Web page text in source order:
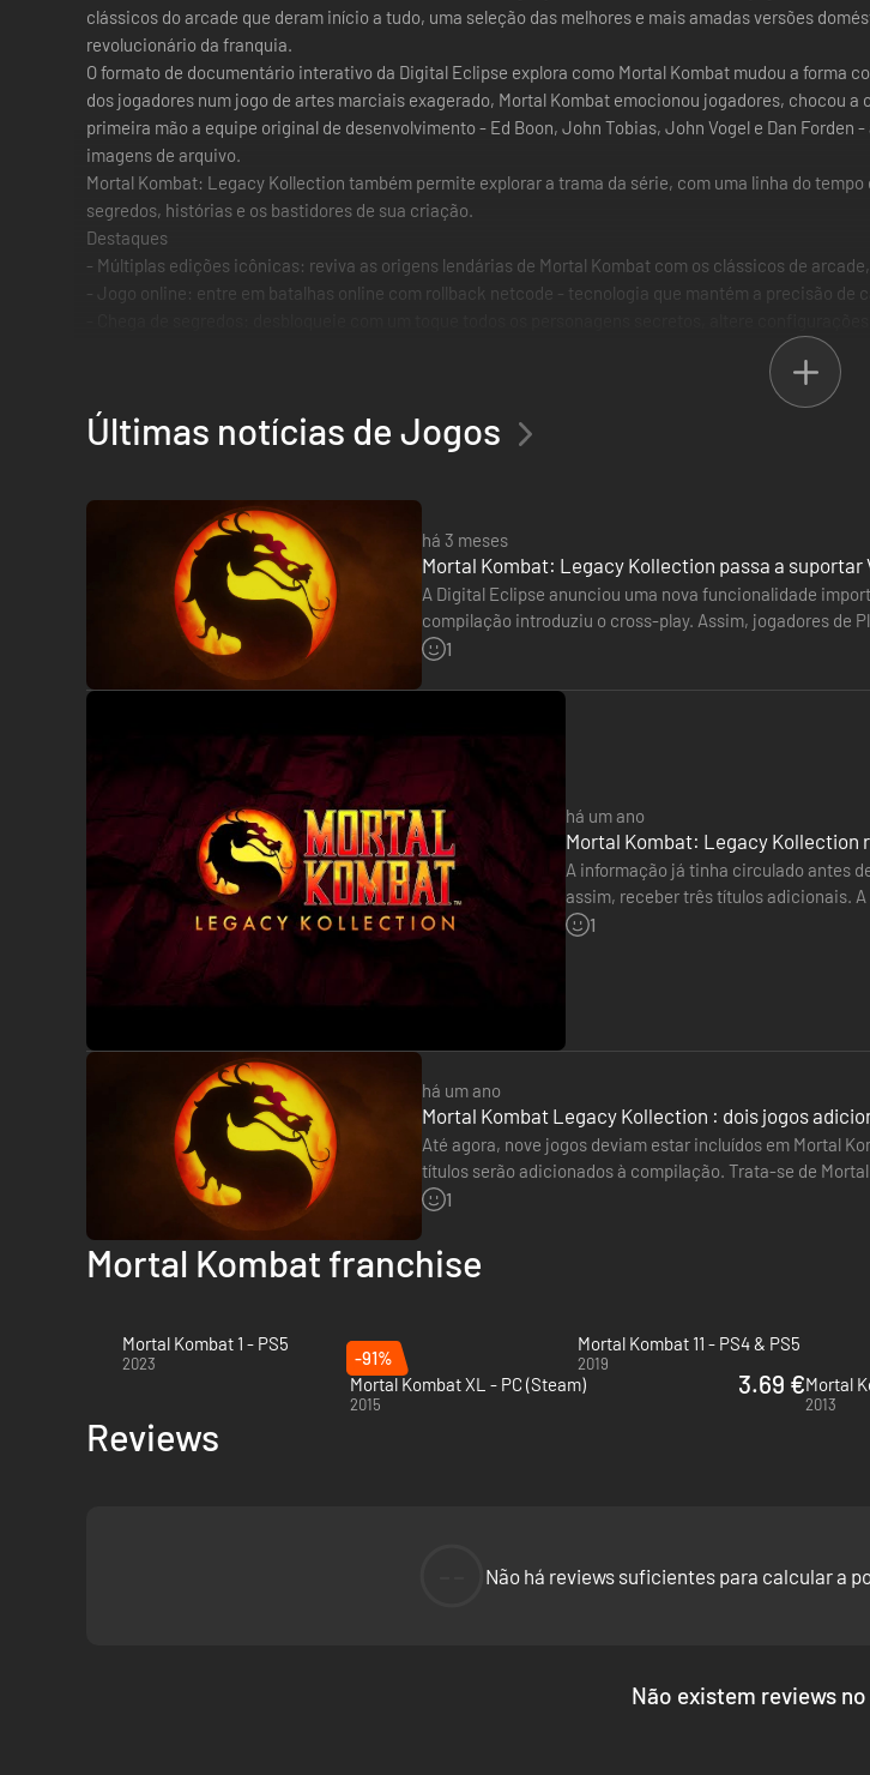
clássicos do arcade que deram início a tudo, uma seleção das melhores e mais amadas versões
revolucionário da franquia.
O formato de documentário interativo da Digital Eclipse explora como Mortal Kombat mudou a forma
dos jogadores num jogo de artes marciais exagerado, Mortal Kombat emocionou jogadores, chocou
primeira mão a equipe original de desenvolvimento - Ed Boon, John Tobias, John Vogel e Dan
imagens de arquivo.
Mortal Kombat: Legacy Kollection também permite explorar a trama da série, com uma linha do
segredos, histórias e os bastidores de sua criação.
Destaques
- Múltiplas edições icônicas: reviva as origens lendárias de Mortal Kombat com os clássicos de
- Jogo online: entre em batalhas online com rollback netcode - tecnologia que mantém a precisão de
- Documentário interativo: conteúdo aprofundado dos bastidores, com novas entrevistas exclusivas
- A história completa: linhas do tempo e histórias detalhadas dos personagens traçam a narrativa
Últimas notícias de Jogos
há 3 meses
Mortal Kombat: Legacy Kollection passa a suportar
A Digital Eclipse anunciou uma nova funcionalidade
compilação introduziu o cross-play. Assim, jogadores de
«Quick Play» e «Online Arcade».…
1
há um ano
Mortal Kombat: Legacy Kollection
A informação já tinha circulado antes
assim, receber três títulos adicionais.
Mortal Kombat: Special Forces,
1
há um ano
Mortal Kombat Legacy Kollection : dois jogos
Até agora, nove jogos deviam estar incluídos em Mortal
títulos serão adicionados à compilação. Trata-se de
últimos estejam longe de…
1
Mortal Kombat franchise
Mortal Kombat 1 - PS5
2023
Mortal Kombat 11 - PS4 & PS5
2019
-91%
Mortal Kombat XL - PC (Steam)
2015
3.69 €Mortal
2013
Reviews
Não há reviews suficientes para calcular a
Não existem reviews